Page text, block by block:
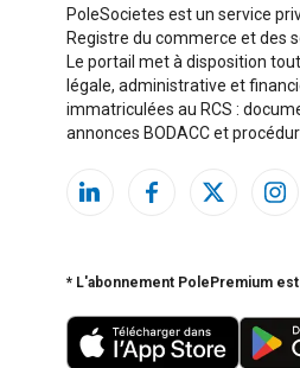
PoleSocietes est un service
Registre du commerce et des
Le portail met à disposition
légale, administrative et
immatriculées au RCS :
annonces BODACC et
* L'abonnement PolePremium